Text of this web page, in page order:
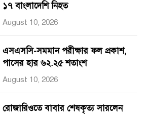
১৭ বাংলাদেশি নিহত
August 10, 2026
এসএসসি-সমমান পরীক্ষার ফল প্রকাশ,
পাসের হার ৬২.২৫ শতাংশ
August 10, 2026
রোজারিওতে বাবার শেষকৃত্য সারলেন